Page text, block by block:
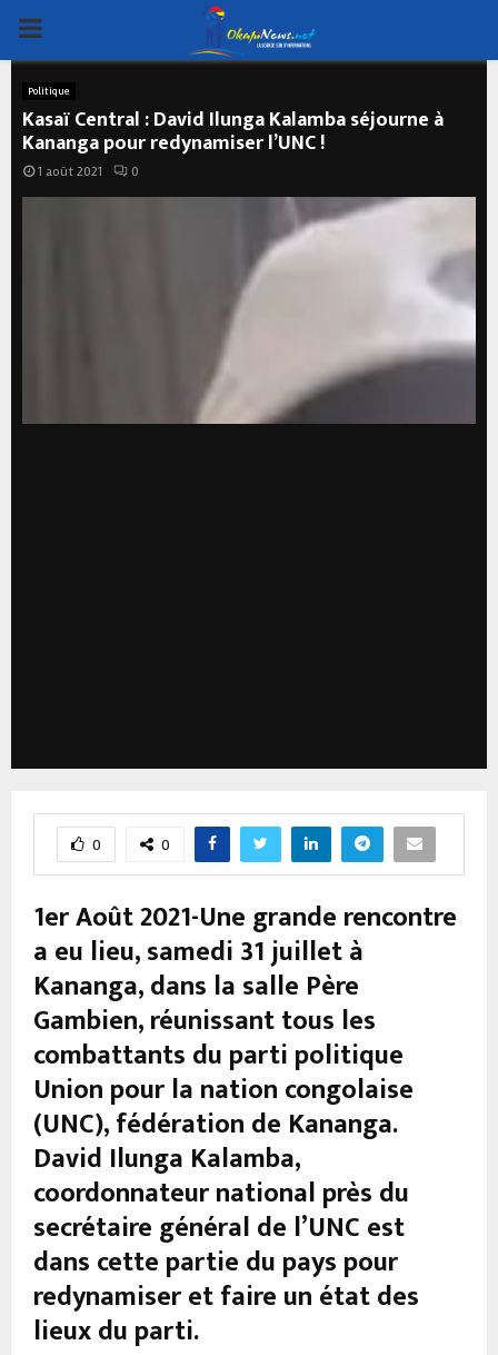
PRIMARY
MENU
Politique
Kasaï Central : David Ilunga Kalamba séjourne à
Kananga pour redynamiser l’UNC !
1 août 2021 0
0 0
1er Août 2021-Une grande rencontre
a eu lieu, samedi 31 juillet à
Kananga, dans la salle Père
Gambien, réunissant tous les
combattants du parti politique
Union pour la nation congolaise
(UNC), fédération de Kananga.
David Ilunga Kalamba,
coordonnateur national près du
secrétaire général de l’UNC est
dans cette partie du pays pour
redynamiser et faire un état des
lieux du parti.